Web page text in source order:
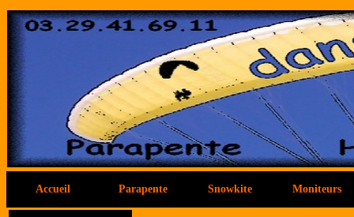
Accueil Parapente Snowkite Moniteurs